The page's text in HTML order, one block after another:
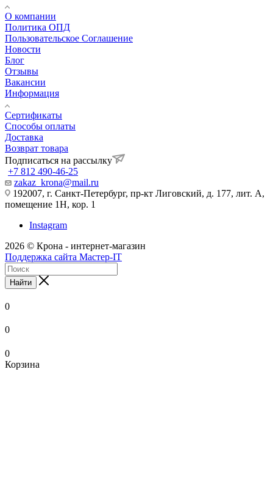
О компании
Политика ОПД
Пользовательское Соглашение
Новости
Блог
Отзывы
Вакансии
Информация
Сертификаты
Способы оплаты
Доставка
Возврат товара
Подписаться на рассылку
+7 812 490-46-25
zakaz_krona@mail.ru
192007, г. Санкт-Петербург, пр-кт Лиговский, д. 177, лит. А,
помещение 1Н, кор. 1
Instagram
2026 © Крона - интернет-магазин
Поддержка сайта Мастер-IT
Найти
0
0
0
Корзина